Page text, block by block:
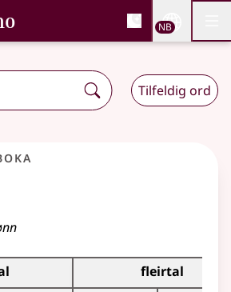
, Bokmålsordboka og
NB
Tilfeldig ord
dette substantivet
fleirtal